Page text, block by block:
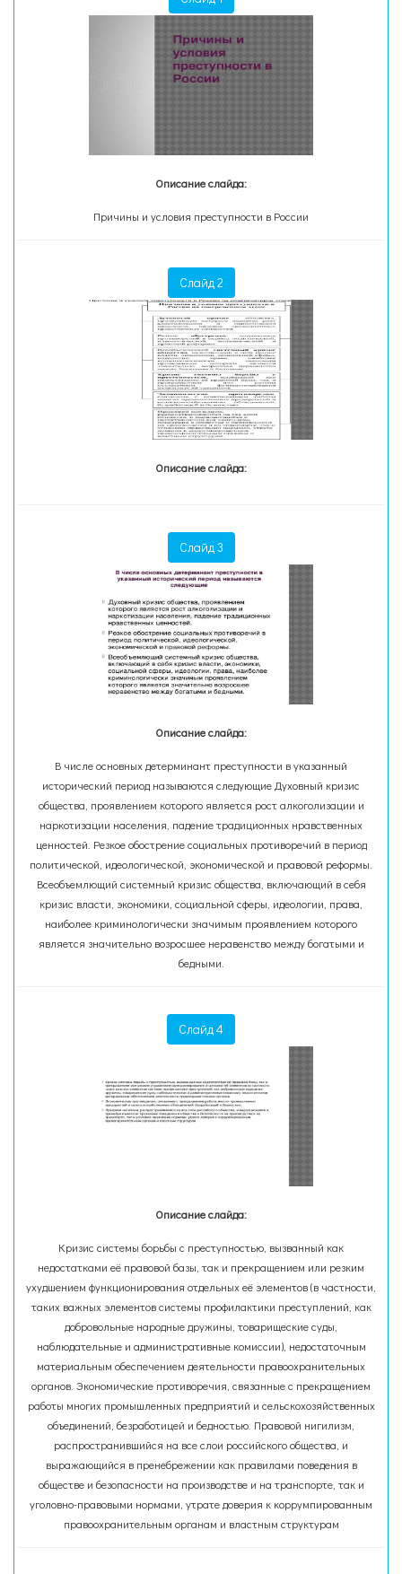
Описание слайда:
Причины и условия преступности в России
Слайд 2
Описание слайда:
Слайд 3
Описание слайда:
В числе основных детерминант преступности в указанный
исторический период называются следующие Духовный кризис
общества, проявлением которого является рост алкоголизации и
наркотизации населения, падение традиционных нравственных
ценностей. Резкое обострение социальных противоречий в период
политической, идеологической, экономической и правовой реформы.
Всеобъемлющий системный кризис общества, включающий в себя
кризис власти, экономики, социальной сферы, идеологии, права,
наиболее криминологически значимым проявлением которого
является значительно возросшее неравенство между богатыми и
бедными.
Слайд 4
Описание слайда:
Кризис системы борьбы с преступностью, вызванный как
недостатками её правовой базы, так и прекращением или резким
ухудшением функционирования отдельных её элементов (в частности,
таких важных элементов системы профилактики преступлений, как
добровольные народные дружины, товарищеские суды,
наблюдательные и административные комиссии), недостаточным
материальным обеспечением деятельности правоохранительных
органов. Экономические противоречия, связанные с прекращением
работы многих промышленных предприятий и сельскохозяйственных
объединений, безработицей и бедностью. Правовой нигилизм,
распространившийся на все слои российского общества, и
выражающийся в пренебрежении как правилами поведения в
обществе и безопасности на производстве и на транспорте, так и
уголовно-правовыми нормами, утрате доверия к коррумпированным
правоохранительным органам и властным структурам